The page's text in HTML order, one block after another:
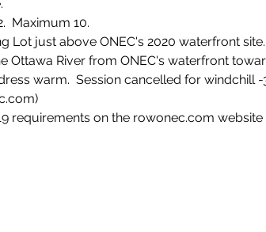
Maximum 10.
Lot just above ONEC's 2020 waterfront site.
Ottawa River from ONEC's waterfront
warm.  Session cancelled for
requirements on the rowonec.com